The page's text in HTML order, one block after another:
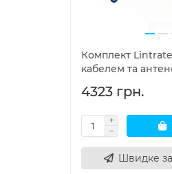
Комплект
кабелем та
4323 грн.
Швидке